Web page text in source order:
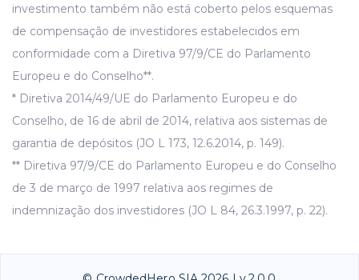
investimento também não está coberto pelos esquemas
de compensação de investidores estabelecidos em
conformidade com a Diretiva 97/9/CE do Parlamento
Europeu e do Conselho**.
* Diretiva 2014/49/UE do Parlamento Europeu e do
Conselho, de 16 de abril de 2014, relativa aos sistemas de
garantia de depósitos (JO L 173, 12.6.2014, p. 149).
** Diretiva 97/9/CE do Parlamento Europeu e do Conselho
de 3 de março de 1997 relativa aos regimes de
indemnização dos investidores (JO L 84, 26.3.1997, p. 22).